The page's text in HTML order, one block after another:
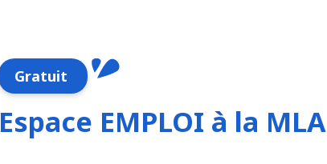
Gratuit
Espace EMPLOI à la MLA